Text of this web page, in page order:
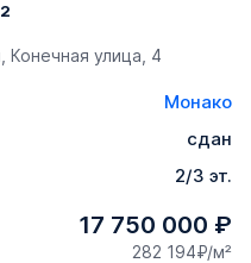
Конечная улица, 4
Монако
сдан
2/3 эт.
17 750 000 ₽
282 194₽/м²